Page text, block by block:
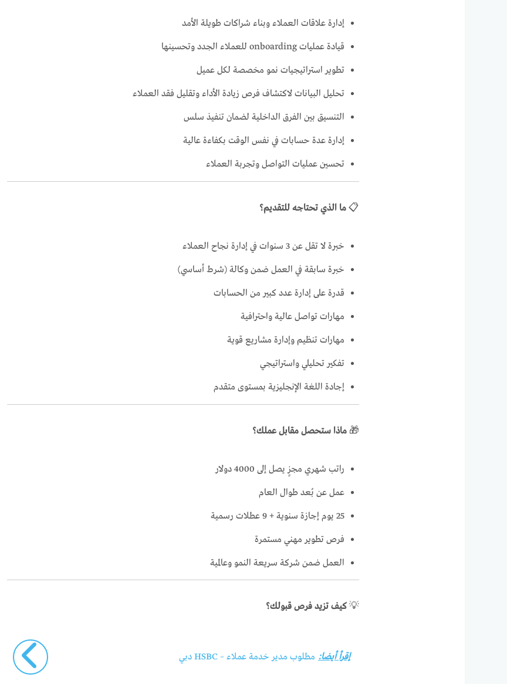
إدارة علاقات العملاء وبناء شراكات طويلة الأمد
قيادة عمليات onboarding للعملاء الجدد وتحسينها
تطوير استراتيجيات نمو مخصصة لكل عميل
تحليل البيانات لاكتشاف فرص زيادة الأداء وتقليل فقد العملاء
التنسيق بين الفرق الداخلية لضمان تنفيذ سلس
إدارة عدة حسابات في نفس الوقت بكفاءة عالية
تحسين عمليات التواصل وتجربة العملاء
📋 ما الذي تحتاجه للتقديم؟
خبرة لا تقل عن 3 سنوات في إدارة نجاح العملاء
خبرة سابقة في العمل ضمن وكالة (شرط أساسي)
قدرة على إدارة عدد كبير من الحسابات
مهارات تواصل عالية واحترافية
مهارات تنظيم وإدارة مشاريع قوية
تفكير تحليلي واستراتيجي
إجادة اللغة الإنجليزية بمستوى متقدم
🎁 ماذا ستحصل مقابل عملك؟
راتب شهري مجزٍ يصل إلى 4000 دولار
عمل عن بُعد طوال العام
25 يوم إجازة سنوية + 9 عطلات رسمية
فرص تطوير مهني مستمرة
العمل ضمن شركة سريعة النمو وعالمية
💡 كيف تزيد فرص قبولك؟
إقرأ أيضا: مطلوب مدير خدمة عملاء – HSBC دبي